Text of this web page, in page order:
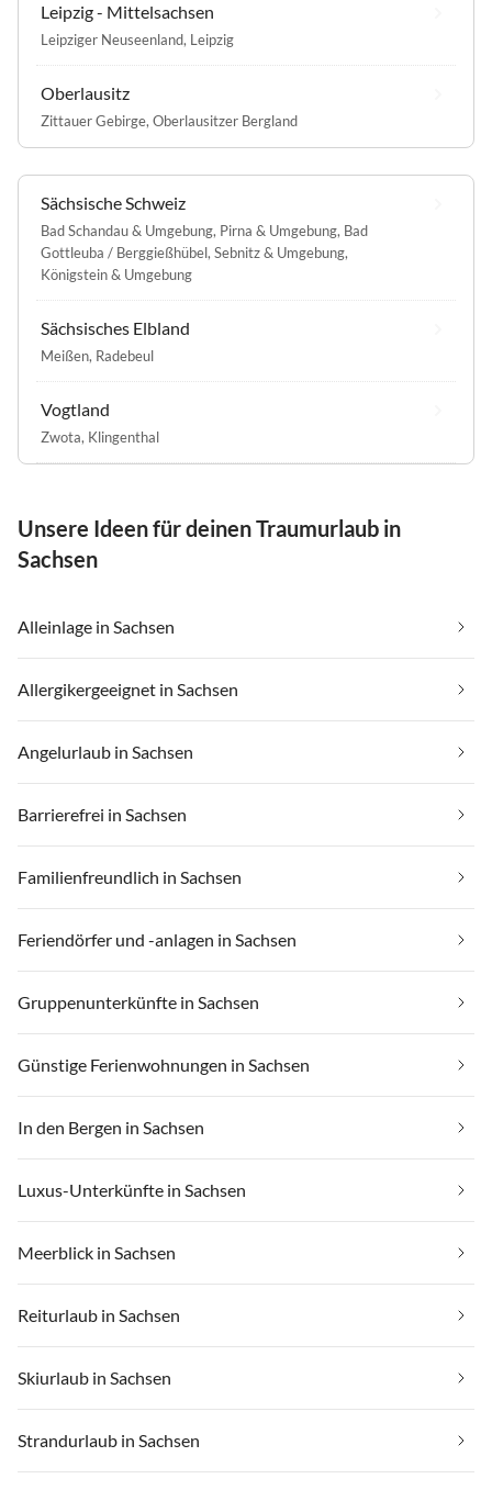
Leipzig - Mittelsachsen
Leipziger Neuseenland, Leipzig
Oberlausitz
Zittauer Gebirge, Oberlausitzer Bergland
Sächsische Schweiz
Bad Schandau & Umgebung, Pirna & Umgebung, Bad
Gottleuba / Berggießhübel, Sebnitz & Umgebung,
Königstein & Umgebung
Sächsisches Elbland
Meißen, Radebeul
Vogtland
Zwota, Klingenthal
Unsere Ideen für deinen Traumurlaub in
Sachsen
Alleinlage in Sachsen
Allergikergeeignet in Sachsen
Angelurlaub in Sachsen
Barrierefrei in Sachsen
Familienfreundlich in Sachsen
Feriendörfer und -anlagen in Sachsen
Gruppenunterkünfte in Sachsen
Günstige Ferienwohnungen in Sachsen
In den Bergen in Sachsen
Luxus-Unterkünfte in Sachsen
Meerblick in Sachsen
Reiturlaub in Sachsen
Skiurlaub in Sachsen
Strandurlaub in Sachsen